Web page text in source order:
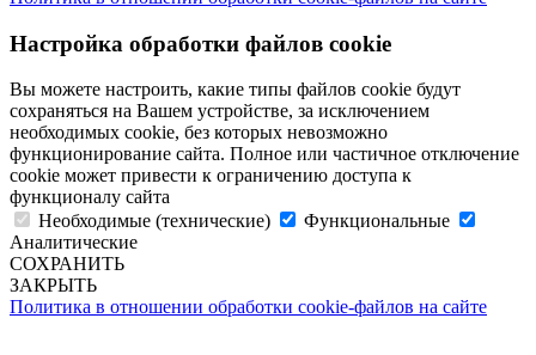
Настройка обработки файлов cookie
Вы можете настроить, какие типы файлов cookie будут
сохраняться на Вашем устройстве, за исключением
необходимых cookie, без которых невозможно
функционирование сайта. Полное или частичное отключение
cookie может привести к ограничению доступа к
функционалу сайта
Необходимые (технические)
Функциональные
Аналитические
СОХРАНИТЬ
ЗАКРЫТЬ
Политика в отношении обработки cookie-файлов на сайте